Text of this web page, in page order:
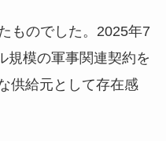
ものでした。2025年7
規模の軍事関連契約を
供給元として存在感